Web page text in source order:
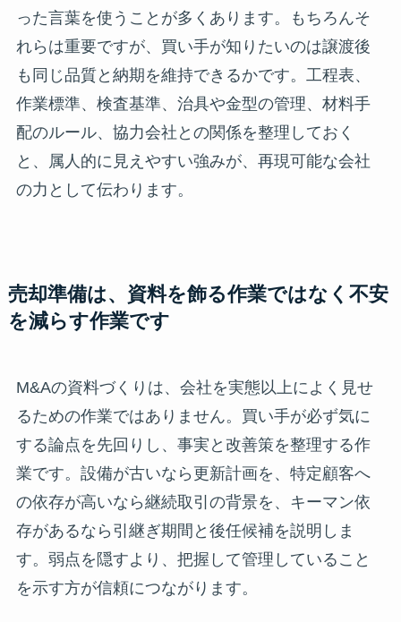
った言葉を使うことが多くあります。もちろんそ
れらは重要ですが、買い手が知りたいのは譲渡後
も同じ品質と納期を維持できるかです。工程表、
作業標準、検査基準、治具や金型の管理、材料手
配のルール、協力会社との関係を整理しておく
と、属人的に見えやすい強みが、再現可能な会社
の力として伝わります。
売却準備は、資料を飾る作業ではなく不安
を減らす作業です
M&Aの資料づくりは、会社を実態以上によく見せ
るための作業ではありません。買い手が必ず気に
する論点を先回りし、事実と改善策を整理する作
業です。設備が古いなら更新計画を、特定顧客へ
の依存が高いなら継続取引の背景を、キーマン依
存があるなら引継ぎ期間と後任候補を説明しま
す。弱点を隠すより、把握して管理していること
を示す方が信頼につながります。